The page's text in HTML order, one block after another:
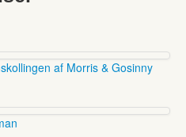
af Morris & Gosinny